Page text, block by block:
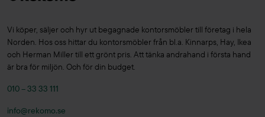
Vi köper, säljer och hyr ut begagnade kontorsmöbler till företag i hela
Norden. Hos oss hittar du kontorsmöbler från bl.a. Kinnarps, Hay, Ikea
och Herman Miller till ett grönt pris. Att tänka andrahand i första hand
är bra för miljön. Och för din budget.
010 – 33 33 111
info@rekomo.se